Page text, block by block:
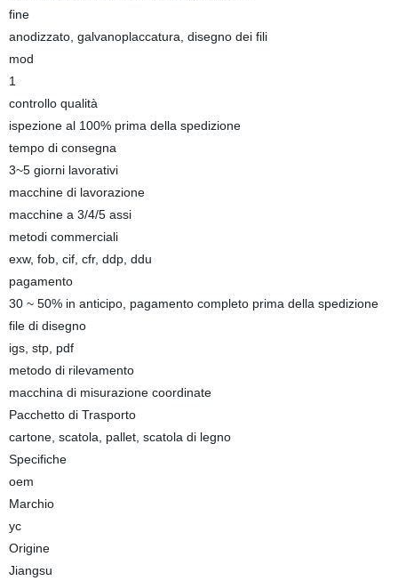
fine
anodizzato, galvanoplaccatura, disegno dei fili
mod
1
controllo qualità
ispezione al 100% prima della spedizione
tempo di consegna
3~5 giorni lavorativi
macchine di lavorazione
macchine a 3/4/5 assi
metodi commerciali
exw, fob, cif, cfr, ddp, ddu
pagamento
30 ~ 50% in anticipo, pagamento completo prima della spedizione
file di disegno
igs, stp, pdf
metodo di rilevamento
macchina di misurazione coordinate
Pacchetto di Trasporto
cartone, scatola, pallet, scatola di legno
Specifiche
oem
Marchio
yc
Origine
Jiangsu